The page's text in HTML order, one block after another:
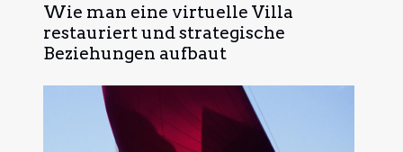
Wie man eine virtuelle Villa
restauriert und strategische
Beziehungen aufbaut